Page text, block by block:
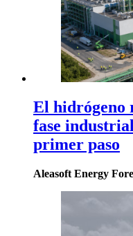
El hidrógeno
fase
primer paso
Aleasoft Energy